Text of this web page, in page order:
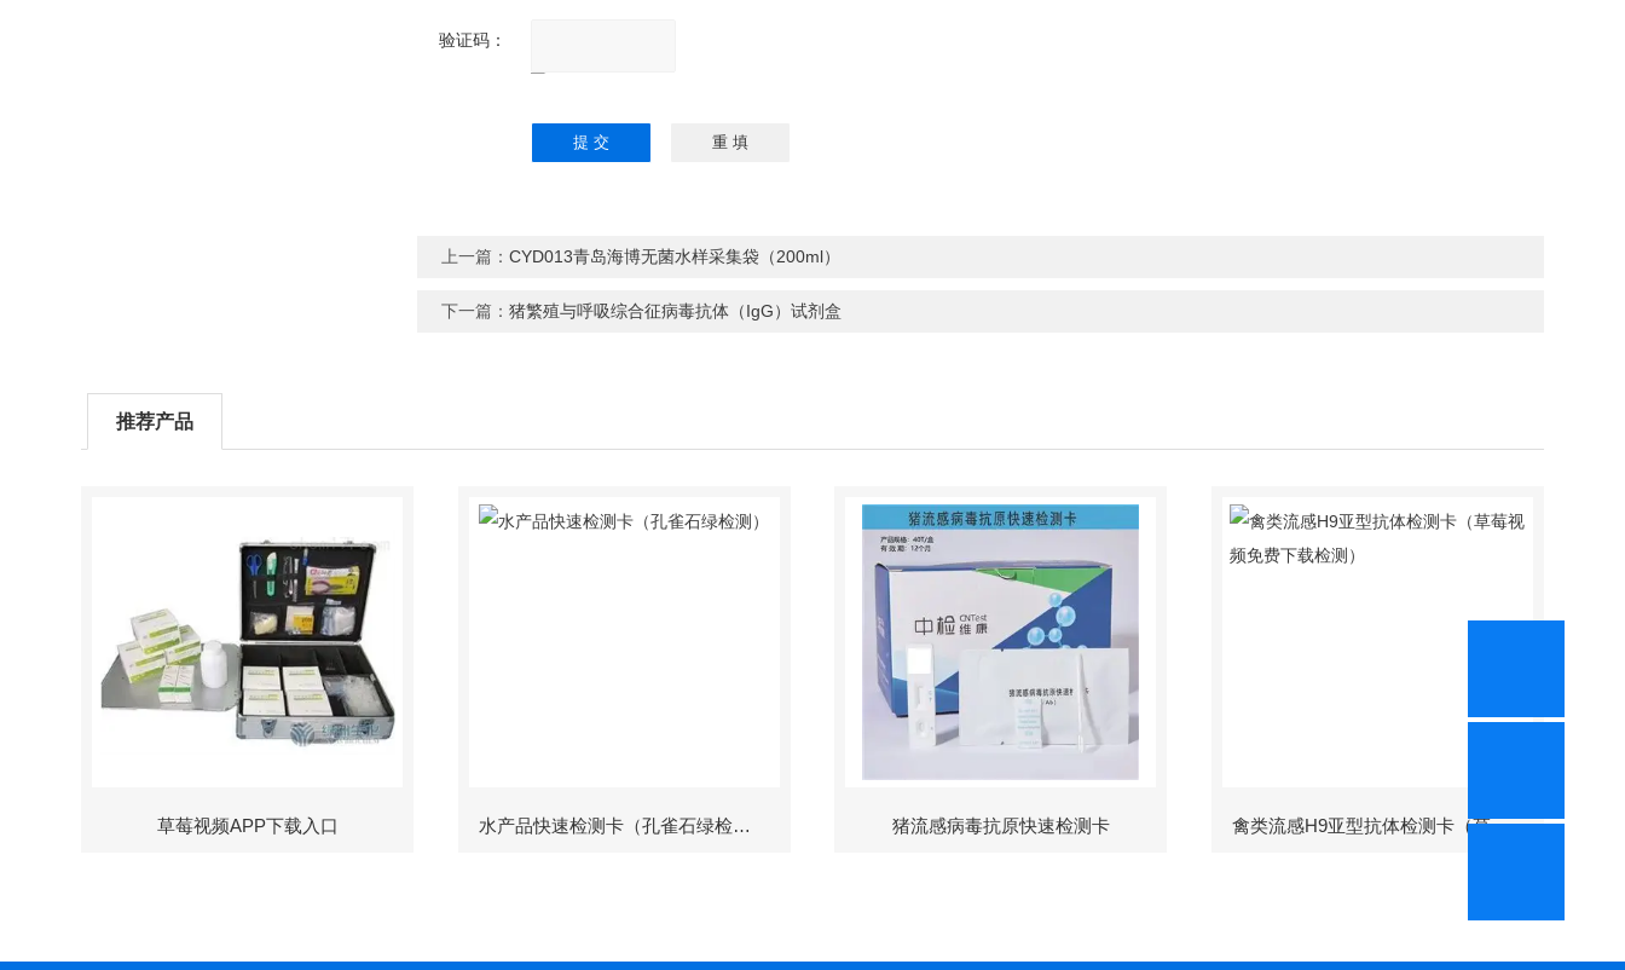
验证码：
请输入计算结果
（填写阿拉伯数
上一篇：CYD013青岛海博无菌水样采集袋（200ml）
下一篇：猪繁殖与呼吸综合征病毒抗体（IgG）试剂盒
推荐产品
草莓视频APP下载入口 水产品快速检测卡（孔雀石绿检测） 猪流感病毒抗原快速检测卡 禽类流感H9亚型抗体检测卡（草莓视频免费下载检测）